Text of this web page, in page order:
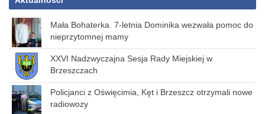
Mała Bohaterka. 7-letnia Dominika wezwała pomoc do
nieprzytomnej mamy
XXVI Nadzwyczajna Sesja Rady Miejskiej w
Brzeszczach
Policjanci z Oświęcimia, Kęt i Brzeszcz otrzymali nowe
radiowozy